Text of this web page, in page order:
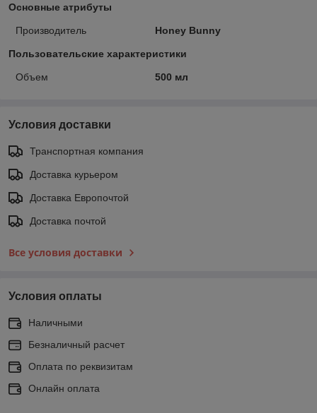
Основные атрибуты
Производитель Honey Bunny
Пользовательские характеристики
Объем 500 мл
Условия доставки
Транспортная компания
Доставка курьером
Доставка Европочтой
Доставка почтой
Все условия доставки
Условия оплаты
Наличными
Безналичный расчет
Оплата по реквизитам
Онлайн оплата